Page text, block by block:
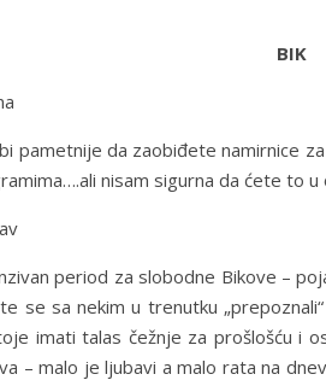
BIK
pametnije da zaobiđete namirnice
nisam sigurna da ćete to
period za slobodne Bikove –
se sa nekim u trenutku
imati talas čežnje za prošlošću i
– malo je ljubavi a malo rata na